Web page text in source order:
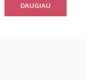
DAUGIAU